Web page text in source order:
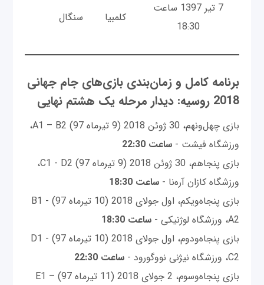
7 تیر 1397 ساعت
18:30
کلمبیا سنگال
برنامه کامل و زمان‌بندی بازی‌های جام جهانی
2018 روسیه: دیدار مرحله یک هشتم نهایی
بازی چهل‌ونهم، 30 ژوئن 2018 (9 تیرماه 97) A1 – B2،
ورزشگاه فیشت -ساعت 22:30
بازی پنجاهم، 30 ژوئن 2018 (9 تیرماه 97) C1 - D2،
ورزشگاه کازان آره‌نا -ساعت 18:30
بازی پنجاه‌ویکم، اول جولای 2018 (10 تیرماه 97) B1 -
A2، ورزشگاه لوژنیکی -
ساعت 18:30
بازی پنجاه‌ودوم، اول جولای 2018 (10 تیرماه 97) D1 -
C2، ورزشگاه نیژنی نووگورود -
ساعت 22:30
بازی پنجاه‌وسوم، 2 جولای 2018 (11 تیرماه 97) E1 –